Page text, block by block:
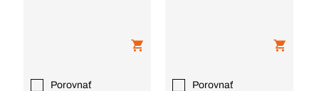
Porovnať Porovnať